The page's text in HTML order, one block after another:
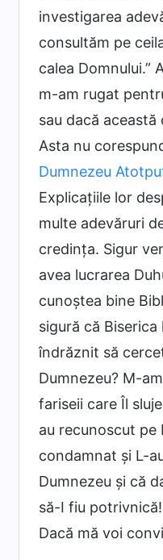
investigarea
consultăm pe
calea Domnului.”
m-am rugat
sau dacă
Asta nu
Dumnezeu
Explicațiile lor
multe adevăruri
credința. Sigur
avea lucrarea
cunoștea bine
sigură că
îndrăznit să
Dumnezeu? M-
fariseii care Îl
au recunoscut pe
condamnat și L-
Dumnezeu și că
să-I fiu
Dacă mă voi